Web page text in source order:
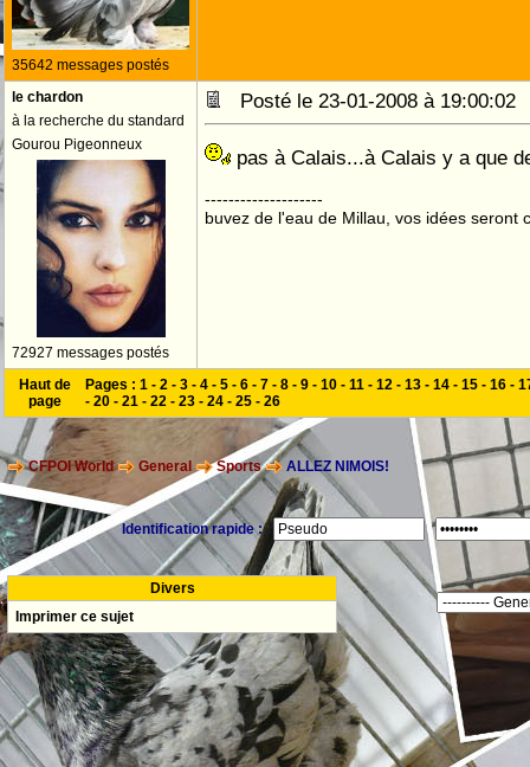
35642 messages postés
le chardon
à la recherche du standard
Gourou Pigeonneux
72927 messages postés
Posté le 23-01-2008 à
pas à Calais...à Calais y a que
--------------------
buvez de l'eau de Millau, vos idées seront
Haut de
page
Pages : 1 - 2 - 3 - 4 - 5 - 6 - 7 - 8 - 9 - 10 - 11 - 12 - 13 - 14 - 15 - 16 -
- 20 - 21 - 22 - 23 - 24 - 25 - 26
CFPOI World General Sports ALLEZ NIMOIS!
Identification rapide :
Divers
Imprimer ce sujet